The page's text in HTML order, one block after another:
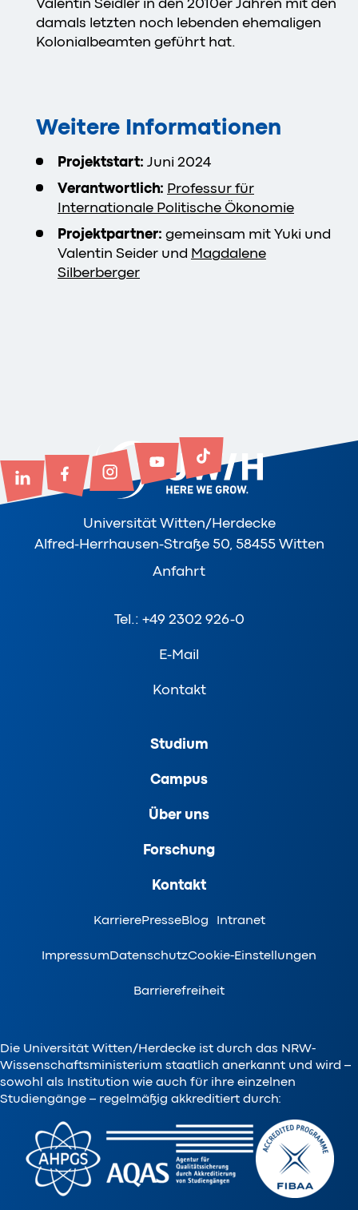
Valentin Seidler in den 2010er Jahren mit den
damals letzten noch lebenden ehemaligen
Kolonialbeamten geführt hat.
Weitere Informationen
Projektstart: Juni 2024
Verantwortlich: Professur für
Internationale Politische Ökonomie
Projektpartner: gemeinsam mit Yuki und
Valentin Seider und Magdalene
Silberberger
Universität Witten/Herdecke
Alfred-Herrhausen-Straße 50, 58455 Witten
Anfahrt
Tel.: +49 2302 926-0
E-Mail
Kontakt
Studium
Campus
Über uns
Forschung
Kontakt
KarrierePresseBlog Intranet
ImpressumDatenschutzCookie-Einstellungen
Barrierefreiheit
Die Universität Witten/Herdecke ist durch das NRW-
Wissenschaftsministerium staatlich anerkannt und wird –
sowohl als Institution wie auch für ihre einzelnen
Studiengänge – regelmäßig akkreditiert durch: